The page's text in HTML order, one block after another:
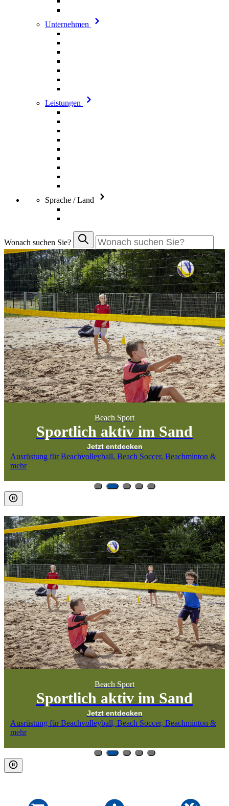
Unternehmen
Leistungen
Sprache / Land
Wonach suchen Sie?
Beach Sport
Sportlich aktiv im Sand
Jetzt entdecken
Ausrüstung für Beachvolleyball, Beach Soccer, Beachminton &
mehr
Beach Sport
Sportlich aktiv im Sand
Jetzt entdecken
Ausrüstung für Beachvolleyball, Beach Soccer, Beachminton &
mehr